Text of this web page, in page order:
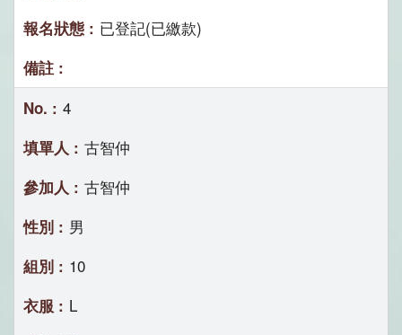
已登記(已繳款)
4
古智仲
古智仲
男
10
L